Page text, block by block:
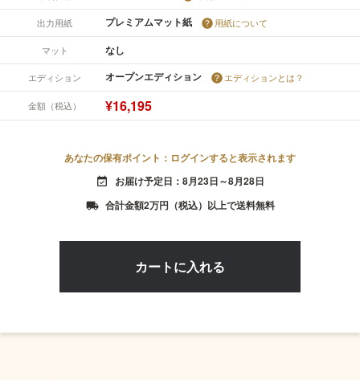
出力用紙 プレミアムマット紙 用紙について
マット なし
エディション オープンエディション エディションとは？
金額（税込） ¥16,195
あなたの保有ポイント：ログインすると表示されます
event_available お届け予定日：8月23日～8月28日
local_shipping 合計金額2万円（税込）以上で送料無料